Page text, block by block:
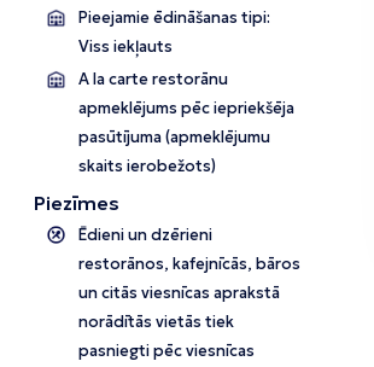
Pieejamie ēdināšanas tipi:
Viss iekļauts
A la carte restorānu
apmeklējums pēc iepriekšēja
pasūtījuma (apmeklējumu
skaits ierobežots)
Piezīmes
Ēdieni un dzērieni
restorānos, kafejnīcās, bāros
un citās viesnīcas aprakstā
norādītās vietās tiek
pasniegti pēc viesnīcas